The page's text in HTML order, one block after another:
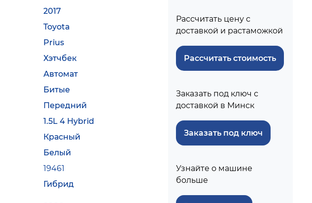
2017
Toyota
Prius
Хэтчбек
Автомат
Битые
Передний
1.5L 4 Hybrid
Красный
Белый
19461
Гибрид
Рассчитать цену с
доставкой и растаможкой
Рассчитать стоимость
Заказать под ключ с
доставкой в Минск
Заказать под ключ
Узнайте о машине
больше